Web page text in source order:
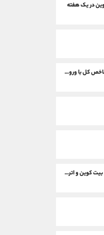
بورس 9 تیر 1405؛ رشد 68 هزار واحدی شاخص کل با ورود 3 همت پول حقیقی
ورود 169 میلیون دلار سرمایه به ETF های بیت کوین و اتریوم